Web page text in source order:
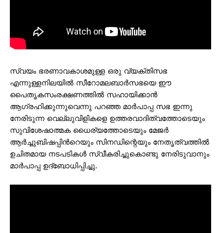
സ്വയം ഭരണാവകാശമുള്ള ഒരു വ്യക്തിസഭ
എന്നുള്ളനിലയില്‍ സീറോമലബാര്‍സഭയെ ഈ
പൈതൃകസംരക്ഷണത്തില്‍ സഹായിക്കാന്‍
ആഗ്രഹിക്കുന്നുവെന്നു പറഞ്ഞ മാര്‍പാപ്പ സഭ ഇന്നു
നേരിടുന്ന വെല്ലുവിളികളെ ഉത്തരവാദിത്വത്തോടെയും
സുവിശേഷാത്മക ധൈര്യത്തോടെയും മേജര്‍
ആര്‍ച്ചുബിഷപ്പിന്‍റെയും സിനഡിന്റെയും നേതൃത്വത്തില്‍
ഉചിതമായ നടപടികള്‍ സ്വീകരിച്ചുകൊണ്ടു നേരിടുവാനും
മാര്‍പാപ്പ ഉദ്ബോധിപ്പിച്ചു.